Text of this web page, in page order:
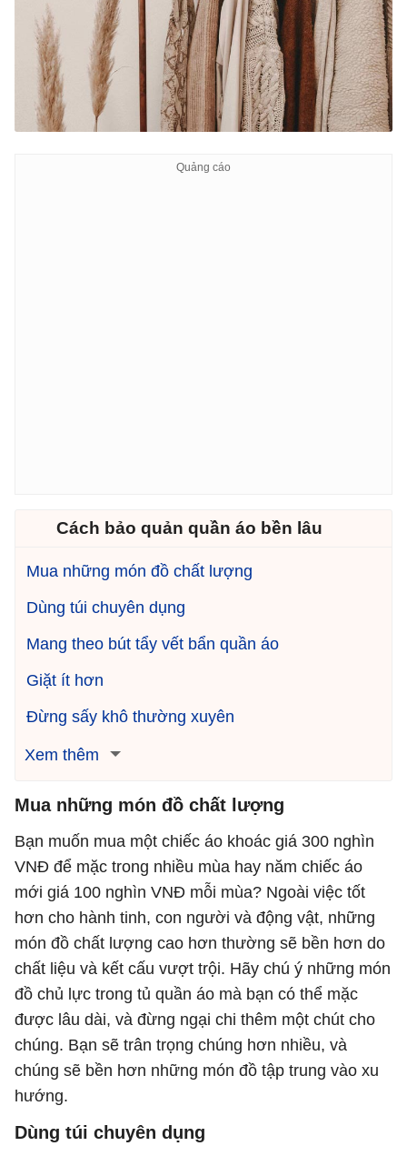
Cách bảo quản quần áo bền lâu
Mua những món đồ chất lượng
Dùng túi chuyên dụng
Mang theo bút tẩy vết bẩn quần áo
Giặt ít hơn
Đừng sấy khô thường xuyên
Xem thêm
Mua những món đồ chất lượng
Bạn muốn mua một chiếc áo khoác giá 300 nghìn
VNĐ để mặc trong nhiều mùa hay năm chiếc áo
mới giá 100 nghìn VNĐ mỗi mùa? Ngoài việc tốt
hơn cho hành tinh, con người và động vật, những
món đồ chất lượng cao hơn thường sẽ bền hơn do
chất liệu và kết cấu vượt trội. Hãy chú ý những món
đồ chủ lực trong tủ quần áo mà bạn có thể mặc
được lâu dài, và đừng ngại chi thêm một chút cho
chúng. Bạn sẽ trân trọng chúng hơn nhiều, và
chúng sẽ bền hơn những món đồ tập trung vào xu
hướng.
Dùng túi chuyên dụng